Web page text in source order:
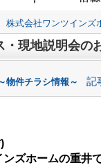
株式会社ワンツインズ
・現地説明会の
物件チラシ情報～ 記
ズホームの重井